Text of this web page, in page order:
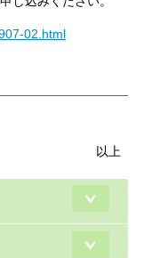
02.html
以上